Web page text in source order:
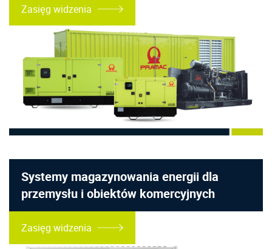
Zasięg widzenia
Systemy magazynowania energii dla
przemysłu i obiektów komercyjnych
Zasięg widzenia